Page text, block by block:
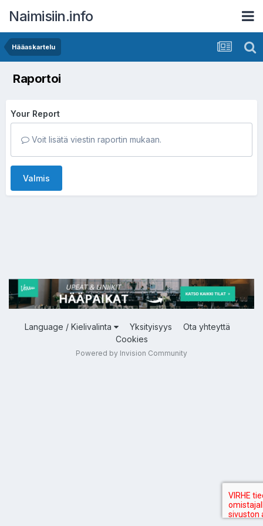
Naimisiin.info
Hääaskartelu
Raportoi
Your Report
Voit lisätä viestin raportin mukaan.
Valmis
Language / Kielivalinta Yksityisyys
Ota yhteyttä
Cookies
Powered by Invision Community